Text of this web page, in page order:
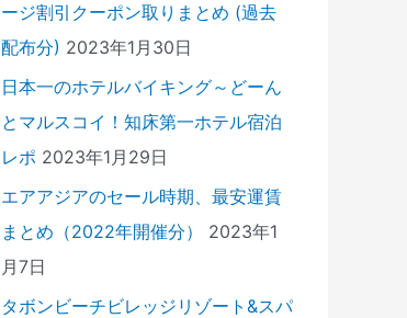
ージ割引クーポン取りまとめ (過去
配布分) 2023年1月30日
日本一のホテルバイキング～どーん
とマルスコイ！知床第一ホテル宿泊
レポ 2023年1月29日
エアアジアのセール時期、最安運賃
まとめ（2022年開催分）
2023年1
月7日
タボンビーチビレッジリゾート&スパ